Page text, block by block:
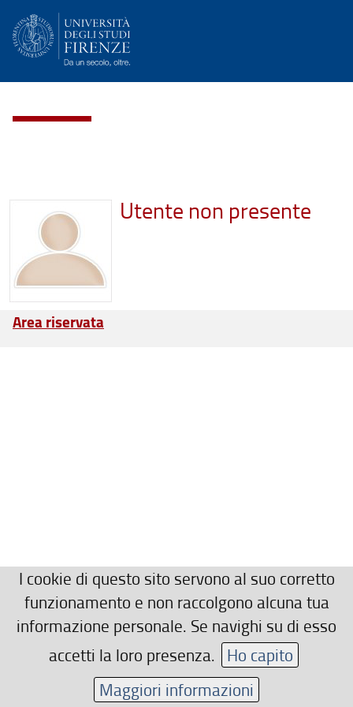
Utente non presente
Area riservata
I cookie di questo sito servono al suo corretto
funzionamento e non raccolgono alcuna tua
informazione personale. Se navighi su di esso
accetti la loro presenza. Ho capito
Maggiori informazioni